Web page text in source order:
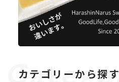
カテゴリーから探す